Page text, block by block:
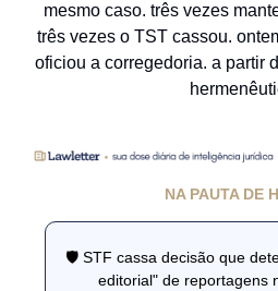
mesmo caso. três vezes
três vezes o TST cassou.
oficiou a corregedoria. a partir
NA PAUTA DE
🛡️ STF cassa decisão que
editorial" de reportagens